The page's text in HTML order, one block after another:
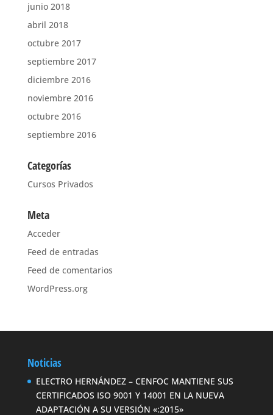
junio 2018
abril 2018
octubre 2017
septiembre 2017
diciembre 2016
noviembre 2016
octubre 2016
septiembre 2016
Categorías
Cursos Privados
Meta
Acceder
Feed de entradas
Feed de comentarios
WordPress.org
Noticias
ELECTRO HERNÁNDEZ – CENFOC MANTIENE SUS
CERTIFICADOS ISO 9001 Y 14001 EN LA NUEVA
ADAPTACIÓN A SU VERSIÓN «:2015»